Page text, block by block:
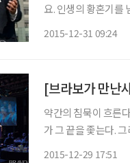
요. 인생의 황혼기를
2015-12-31 09:24
[브라보가 만난
약간의 침묵이 흐른
가 그 끝을 좇는다.
2015-12-29 17:51